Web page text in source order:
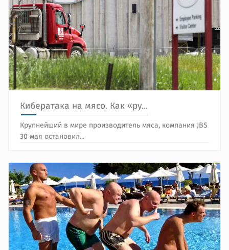
Кибератака на мясо. Как «ру...
Крупнейший в мире производитель мяса, компания JBS
30 мая остановил...